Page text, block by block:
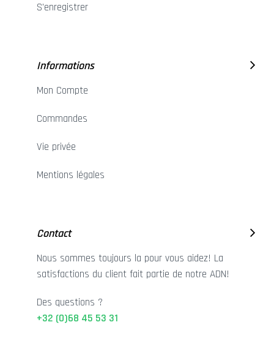
S'enregistrer
Informations
Mon Compte
Commandes
Vie privée
Mentions légales
Contact
Nous sommes toujours la pour vous aidez! La
satisfactions du client fait partie de notre ADN!
Des questions ?
+32 (0)68 45 53 31